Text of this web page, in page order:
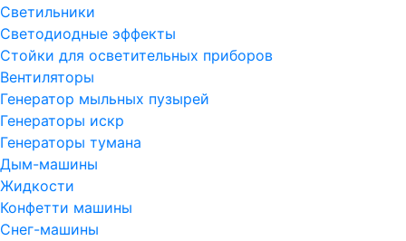
Светильники
Светодиодные эффекты
Стойки для осветительных приборов
Вентиляторы
Генератор мыльных пузырей
Генераторы искр
Генераторы тумана
Дым-машины
Жидкости
Конфетти машины
Снег-машины